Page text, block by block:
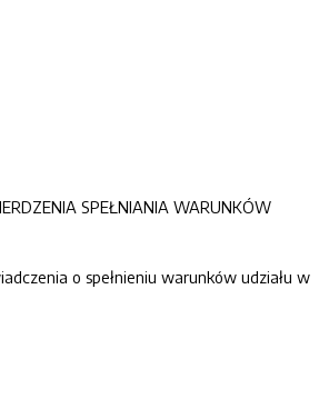
SPEŁNIANIA WARUNKÓW
o spełnieniu warunków udziału w